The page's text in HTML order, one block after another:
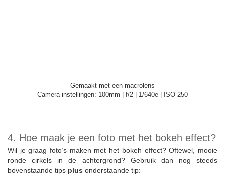
Gemaakt met een macrolens
Camera instellingen: 100mm | f/2 | 1/640e | ISO 250
4. Hoe maak je een foto met het bokeh effect?
Wil je graag foto’s maken met het bokeh effect? Oftewel, mooie
ronde cirkels in de achtergrond? Gebruik dan nog steeds
bovenstaande tips plus onderstaande tip: